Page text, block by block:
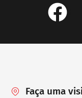
Faça uma